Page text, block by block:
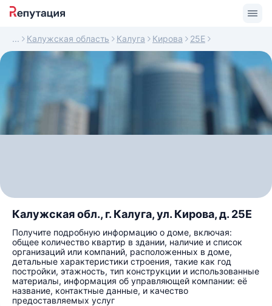
Калужская область Калуга Кирова 25Е
Калужская обл., г. Калуга, ул. Кирова, д. 25Е
Получите подробную информацию о доме, включая:
общее количество квартир в здании, наличие и список
организаций или компаний, расположенных в доме,
детальные характеристики строения, такие как год
постройки, этажность, тип конструкции и использованные
материалы, информация об управляющей компании: её
название, контактные данные, и качество
предоставляемых услуг